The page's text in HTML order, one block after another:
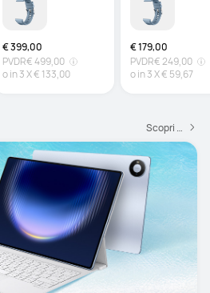
€ 399,00
PVDR€ 499,00
o in3X€ 133,00
€ 179,00
PVDR€ 249,00
o in3X€ 59,67
Scopri di più